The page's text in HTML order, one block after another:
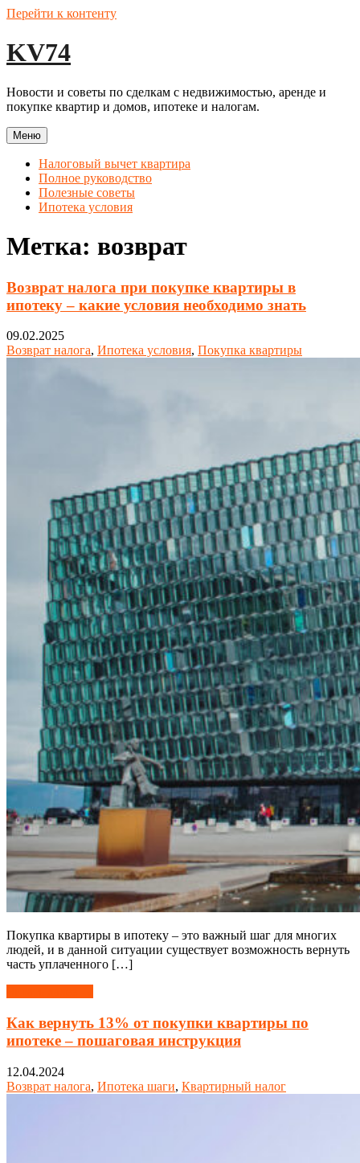
Перейти к контенту
KV74
Новости и советы по сделкам с недвижимостью, аренде и
покупке квартир и домов, ипотеке и налогам.
Меню
Налоговый вычет квартира
Полное руководство
Полезные советы
Ипотека условия
Метка: возврат
Возврат налога при покупке квартиры в
ипотеку – какие условия необходимо знать
09.02.2025
Возврат налога, Ипотека условия, Покупка квартиры
Покупка квартиры в ипотеку – это важный шаг для многих
людей, и в данной ситуации существует возможность вернуть
часть уплаченного […]
Как вернуть 13% от покупки квартиры по
ипотеке – пошаговая инструкция
12.04.2024
Возврат налога, Ипотека шаги, Квартирный налог